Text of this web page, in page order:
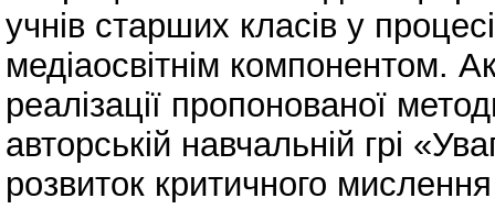
учнів старших класів у
медіаосвітнім компонентом.
реалізації пропонованої
авторській навчальній грі
розвиток критичного